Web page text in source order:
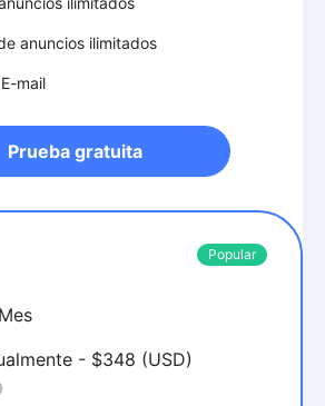
anuncios ilimitados
mail
Prueba gratuita
Popular
- $348 (USD)